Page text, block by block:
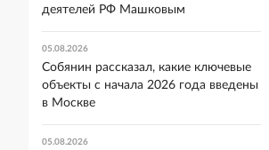
деятелей РФ Машковым
05.08.2026
Собянин рассказал, какие ключевые
объекты с начала 2026 года введены
в Москве
05.08.2026